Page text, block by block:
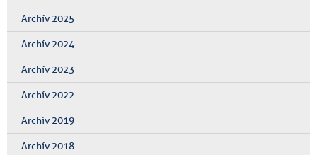
Archív 2025
Archív 2024
Archív 2023
Archív 2022
Archív 2019
Archív 2018